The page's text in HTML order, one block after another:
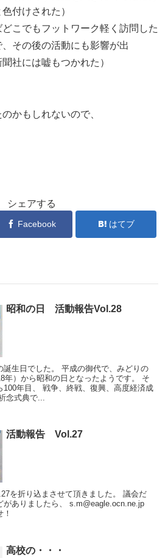
付けされた）
どこでもフットワーク軽く訪問した
その後の活動にも影響が出
社には嘘もつかれた）
かもしれないので、
シェアする
Facebook はてブ
昭和の日 活動報告Vol.28
誕生日でした。 平成の御代で、みどりの
年）から昭和の日となったようです。 そ
100年目、 戦争、終戦、復興、高度経済成
念式典で...
活動報告 Vol.27
を折り込まさせて頂きました。 議会だ
がありましたら、 s.m@eagle.ocn.ne.jp
高校の・・・